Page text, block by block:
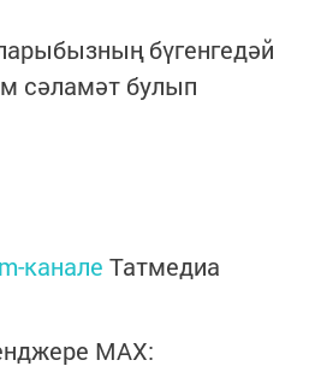
бүгенгедәй
сәламәт булып
канале Татмедиа
MАХ: